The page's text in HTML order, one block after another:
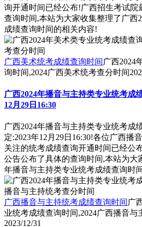
询开通时间已经公布!广西招生考试院
查询时间,本站为大家收集整理了广西
成绩查询时间的相关内容!
广西美术统考成绩查询时间广西2024
询时间,2024广西美术统考查分时间
广西2024年播音与主持类专业统考成
12月29日16:30
广西2024年播音与主持类专业统考成
定:2023年12月29日16:30!各位广西播
关注的统考成绩查询开通时间已经公
公告公布了具体的查询时间,本站为大
年播音与主持类专业统考成绩查询时
广西播音与主持统考成绩查询时间广
业统考成绩查询时间,2024广西播音与
2023/12/31